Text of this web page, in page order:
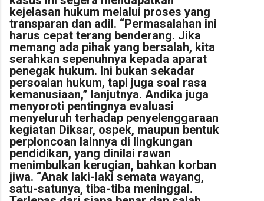
kejelasan hukum melalui proses yang
transparan dan adil. “Permasalahan ini
harus cepat terang benderang. Jika
memang ada pihak yang bersalah, kita
serahkan sepenuhnya kepada aparat
penegak hukum. Ini bukan sekadar
persoalan hukum, tapi juga soal rasa
kemanusiaan,” lanjutnya. Andika juga
menyoroti pentingnya evaluasi
menyeluruh terhadap penyelenggaraan
kegiatan Diksar, ospek, maupun bentuk
perploncoan lainnya di lingkungan
pendidikan, yang dinilai rawan
menimbulkan kerugian, bahkan korban
jiwa. “Anak laki-laki semata wayang,
satu-satunya, tiba-tiba meninggal.